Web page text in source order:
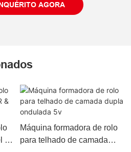
AGORA
R
Máquina formadora de rolo
para telhado de camada